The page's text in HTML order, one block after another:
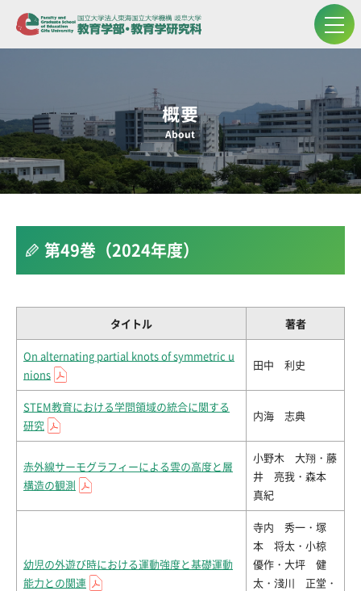
概要
About
第49巻（2024年度）
タイトル 著者
On alternating partial knots of symmetric u
nions
田中 利史
STEM教育における学問領域の統合に関する
研究
内海 志典
赤外線サーモグラフィーによる雲の高度と層
構造の観測
小野木 大翔・藤
井 亮我・森本
真紀
幼児の外遊び時における運動強度と基礎運動
能力との関連
寺内 秀一・塚
本 将太・小椋
優作・大坪 健
太・淺川 正堂・